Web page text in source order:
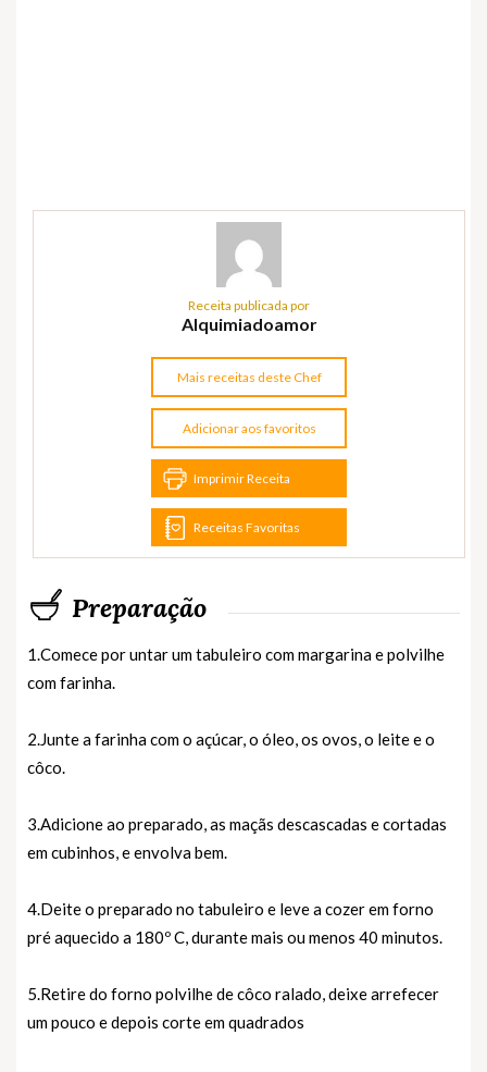
Receita publicada por
Alquimiadoamor
Mais receitas deste Chef
Adicionar aos favoritos
Imprimir Receita
Receitas Favoritas
Preparação
1.Comece por untar um tabuleiro com margarina e polvilhe
com farinha.
2.Junte a farinha com o açúcar, o óleo, os ovos, o leite e o
côco.
3.Adicione ao preparado, as maçãs descascadas e cortadas
em cubinhos, e envolva bem.
4.Deite o preparado no tabuleiro e leve a cozer em forno
pré aquecido a 180º C, durante mais ou menos 40 minutos.
5.Retire do forno polvilhe de côco ralado, deixe arrefecer
um pouco e depois corte em quadrados